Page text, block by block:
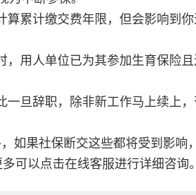
算累计缴交费年限，但会影响到你
，用人单位已为其参加生育保险
一旦辞职，除非新工作马上续上，
如果社保断交这些都将受到影响
可以点击在线客服进行详细咨询。